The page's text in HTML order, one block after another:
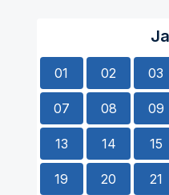
01 02 03
07 08 09
13 14 15
19 20 21